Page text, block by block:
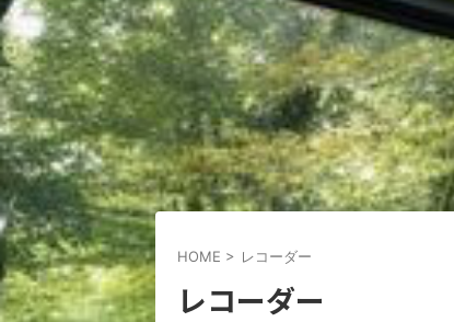
HOME > レコーダー
レコーダー